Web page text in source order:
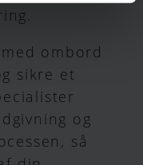
ombord
sikre et
og
så